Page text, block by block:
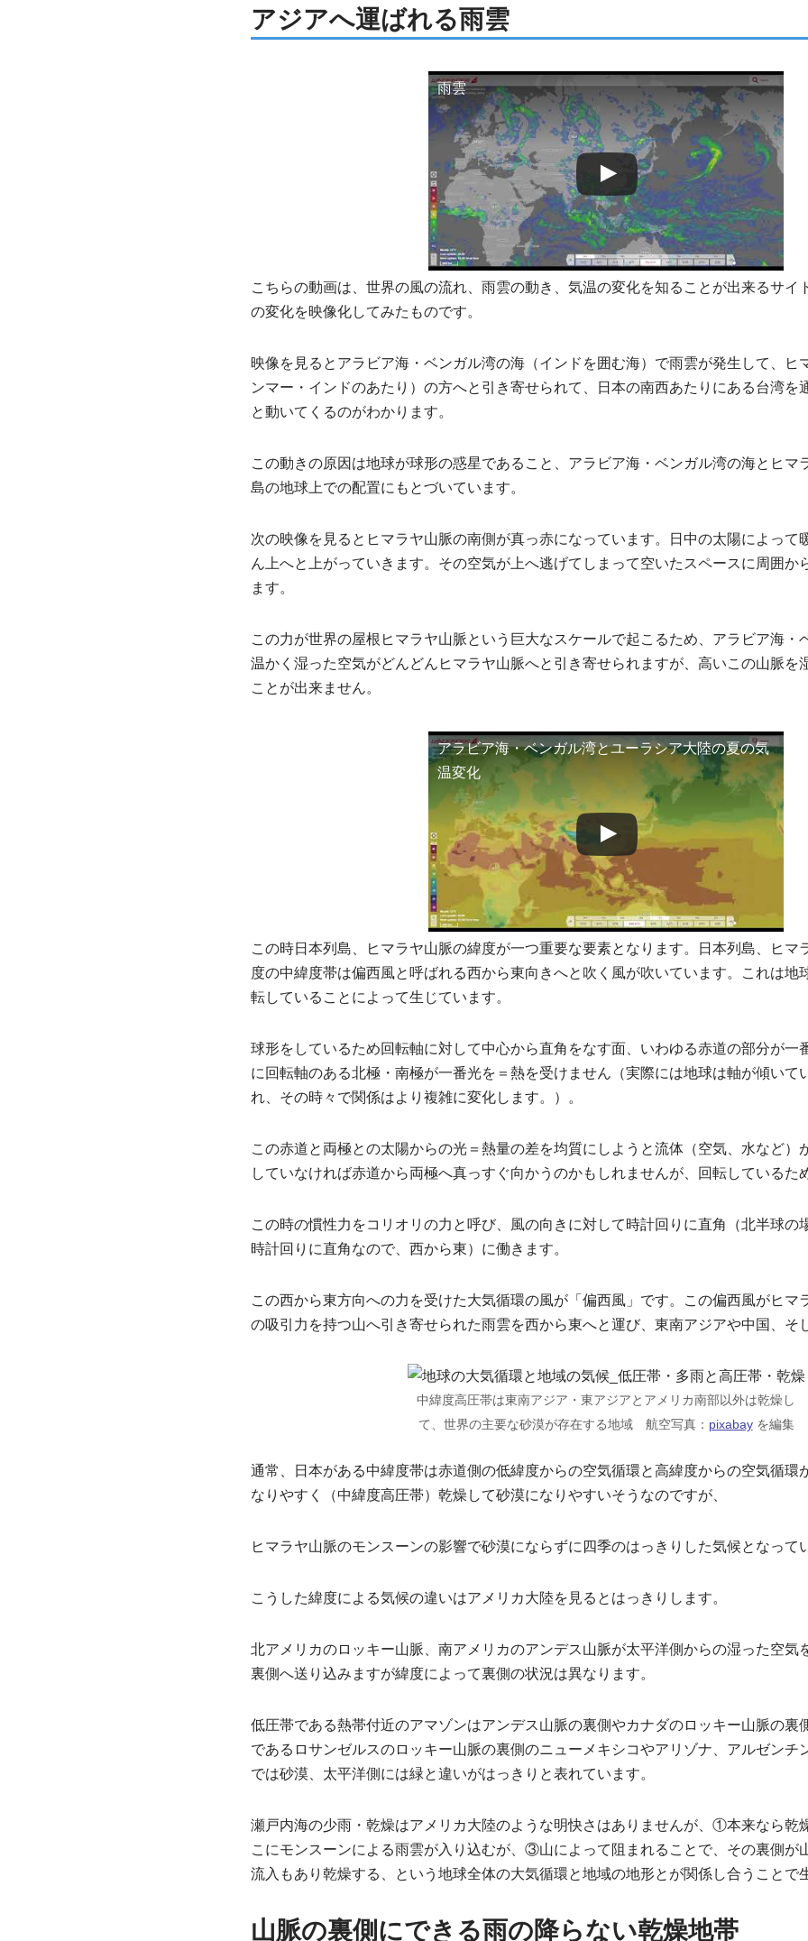
アジアへ運ばれる雨雲
雨雲
こちらの動画は、世界の風の流れ、雨雲の動き、気温の変化を知ることが出来るサイ
の変化を映像化してみたものです。
映像を見るとアラビア海・ベンガル湾の海（インドを囲む海）で雨雲が発生して、ヒ
ンマー・インドのあたり）の方へと引き寄せられて、日本の南西あたりにある台湾を
と動いてくるのがわかります。
この動きの原因は地球が球形の惑星であること、アラビア海・ベンガル湾の海とヒマ
島の地球上での配置にもとづいています。
次の映像を見るとヒマラヤ山脈の南側が真っ赤になっています。日中の太陽によって
ん上へと上がっていきます。その空気が上へ逃げてしまって空いたスペースに周囲か
ます。
この力が世界の屋根ヒマラヤ山脈という巨大なスケールで起こるため、アラビア海・
温かく湿った空気がどんどんヒマラヤ山脈へと引き寄せられますが、高いこの山脈を
ことが出来ません。
アラビア海・ベンガル湾とユーラシア大陸の夏の気
温変化
この時日本列島、ヒマラヤ山脈の緯度が一つ重要な要素となります。日本列島、ヒマ
度の中緯度帯は偏西風と呼ばれる西から東向きへと吹く風が吹いています。これは地
転していることによって生じています。
球形をしているため回転軸に対して中心から直角をなす面、いわゆる赤道の部分が一
に回転軸のある北極・南極が一番光を＝熱を受けません（実際には地球は軸が傾いて
れ、その時々で関係はより複雑に変化します。）。
この赤道と両極との太陽からの光＝熱量の差を均質にしようと流体（空気、水など）
していなければ赤道から両極へ真っすぐ向かうのかもしれませんが、回転しているた
この時の慣性力をコリオリの力と呼び、風の向きに対して時計回りに直角（北半球の
時計回りに直角なので、西から東）に働きます。
この西から東方向への力を受けた大気循環の風が「偏西風」です。この偏西風がヒマ
の吸引力を持つ山へ引き寄せられた雨雲を西から東へと運び、東南アジアや中国、そ
中緯度高圧帯は東南アジア・東アジアとアメリカ南部以外は乾燥し
て、世界の主要な砂漠が存在する地域 航空写真： pixabayを編集
通常、日本がある中緯度帯は赤道側の低緯度からの空気循環と高緯度からの空気循環
なりやすく（中緯度高圧帯）乾燥して砂漠になりやすいそうなのですが、
ヒマラヤ山脈のモンスーンの影響で砂漠にならずに四季のはっきりした気候となって
こうした緯度による気候の違いはアメリカ大陸を見るとはっきりします。
北アメリカのロッキー山脈、南アメリカのアンデス山脈が太平洋側からの湿った空気
裏側へ送り込みますが緯度によって裏側の状況は異なります。
低圧帯である熱帯付近のアマゾンはアンデス山脈の裏側やカナダのロッキー山脈の裏
であるロサンゼルスのロッキー山脈の裏側のニューメキシコやアリゾナ、アルゼンチ
では砂漠、太平洋側には緑と違いがはっきりと表れています。
瀬戸内海の少雨・乾燥はアメリカ大陸のような明快さはありませんが、①本来なら
こにモンスーンによる雨雲が入り込むが、③山によって阻まれることで、その裏側が
流入もあり乾燥する、という地球全体の大気循環と地域の地形とが関係し合うことで
山脈の裏側にできる雨の降らない乾燥地帯